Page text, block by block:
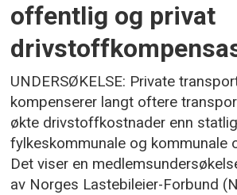
offentlig og privat
UNDERSØKELSE: Private
kompenserer langt oftere
økte drivstoffkostnader enn
fylkeskommunale og kommunale
Det viser en
av Norges Lastebileier-Forbund